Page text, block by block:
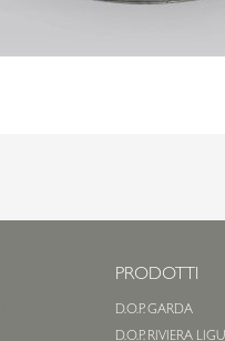
PRODOTTI
D.O.P. GARDA
D.O.P. RIVIERA